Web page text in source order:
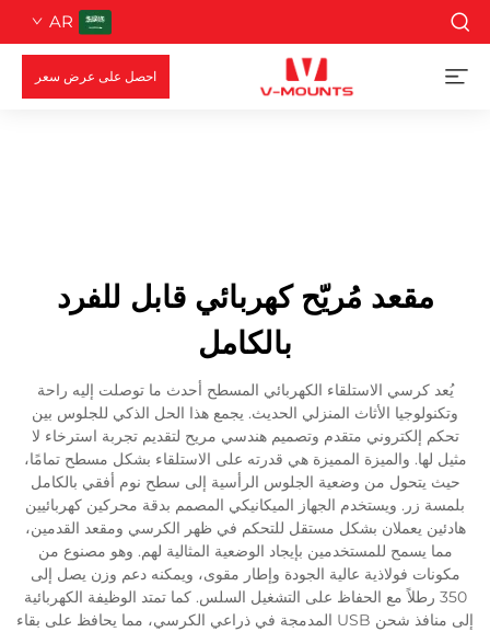
AR
احصل على عرض سعر
مقعد مُريّح كهربائي قابل للفرد
بالكامل
يُعد كرسي الاستلقاء الكهربائي المسطح أحدث ما توصلت إليه راحة
وتكنولوجيا الأثاث المنزلي الحديث. يجمع هذا الحل الذكي للجلوس بين
تحكم إلكتروني متقدم وتصميم هندسي مريح لتقديم تجربة استرخاء لا
مثيل لها. والميزة المميزة هي قدرته على الاستلقاء بشكل مسطح تمامًا،
حيث يتحول من وضعية الجلوس الرأسية إلى سطح نوم أفقي بالكامل
بلمسة زر. ويستخدم الجهاز الميكانيكي المصمم بدقة محركين كهربائيين
هادئين يعملان بشكل مستقل للتحكم في ظهر الكرسي ومقعد القدمين،
مما يسمح للمستخدمين بإيجاد الوضعية المثالية لهم. وهو مصنوع من
مكونات فولاذية عالية الجودة وإطار مقوى، ويمكنه دعم وزن يصل إلى
350 رطلاً مع الحفاظ على التشغيل السلس. كما تمتد الوظيفة الكهربائية
إلى منافذ شحن USB المدمجة في ذراعي الكرسي، مما يحافظ على بقاء